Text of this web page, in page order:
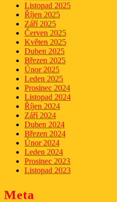
Listopad 2025
Říjen 2025
Září 2025
Červen 2025
Květen 2025
Duben 2025
Březen 2025
Únor 2025
Leden 2025
Prosinec 2024
Listopad 2024
Říjen 2024
Září 2024
Duben 2024
Březen 2024
Únor 2024
Leden 2024
Prosinec 2023
Listopad 2023
Meta